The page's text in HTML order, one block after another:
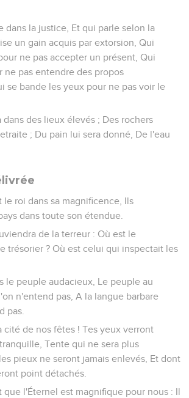
la posséderont toujours, Ils l'habiteront
disponibles en vidéo pour le moment.
aride se réjouiront ; La solitude
fleurs, et tressaillira de joie, Avec chants
triomphe ; La gloire du Liban lui sera
du Carmel et de Saron. Ils verront
la magnificence de notre Dieu.
le coeur troublé : Prenez courage, ne
votre Dieu, la vengeance viendra, La
; Il viendra lui-même, et vous sauvera.
yeux des aveugles, S'ouvriront les
comme un cerf, Et la langue du
Car des eaux jailliront dans le désert,
la solitude ;